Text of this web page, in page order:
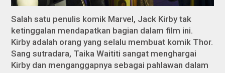
Salah satu penulis komik Marvel, Jack Kirby tak
ketinggalan mendapatkan bagian dalam film ini.
Kirby adalah orang yang selalu membuat komik Thor.
Sang sutradara, Taika Waititi sangat menghargai
Kirby dan menganggapnya sebagai pahlawan dalam